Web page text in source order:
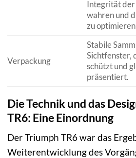
Integrität der
wahren und
zu
Verpackung
Stabile
Sichtfenster,
schützt und
präsentiert.
Die Technik und das
TR6: Eine Einordnung
Der Triumph TR6 war das
Weiterentwicklung des